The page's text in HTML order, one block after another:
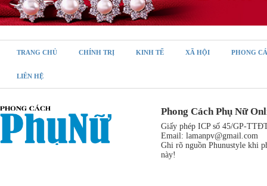
TRANG CHỦ CHÍNH TRỊ KINH TẾ XÃ HỘI PHONG
LIÊN HỆ
Phong Cách Phụ Nữ
Giấy phép ICP số 45/GP-
Email: lamanpv@gmail.com
Ghi rõ nguồn Phunustyle khi
này!